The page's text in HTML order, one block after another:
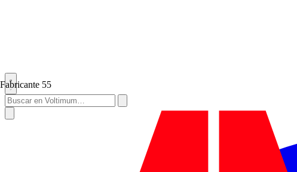
Fabricante 55